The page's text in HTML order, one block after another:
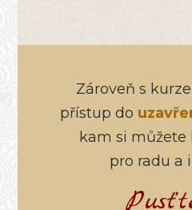
Zároveň s
přístup do
kam si
pro radu a